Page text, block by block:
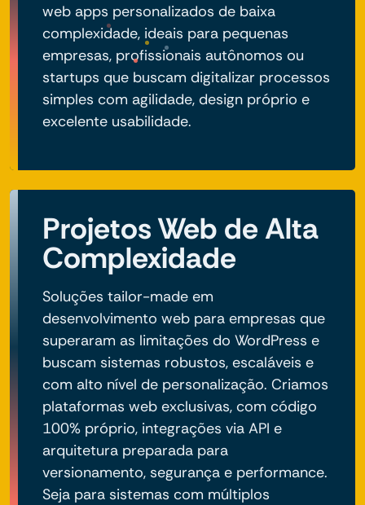
web apps personalizados de baixa
complexidade, ideais para pequenas
empresas, profissionais autônomos ou
startups que buscam digitalizar processos
simples com agilidade, design próprio e
excelente usabilidade.
Projetos Web de Alta
Complexidade
Soluções tailor-made em
desenvolvimento web para empresas que
superaram as limitações do WordPress e
buscam sistemas robustos, escaláveis e
com alto nível de personalização. Criamos
plataformas web exclusivas, com código
100% próprio, integrações via API e
arquitetura preparada para
versionamento, segurança e performance.
Seja para sistemas com múltiplos